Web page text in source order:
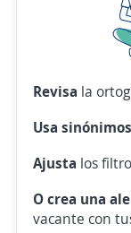
Revisa la
Usa
Ajusta los
O crea una
vacante con